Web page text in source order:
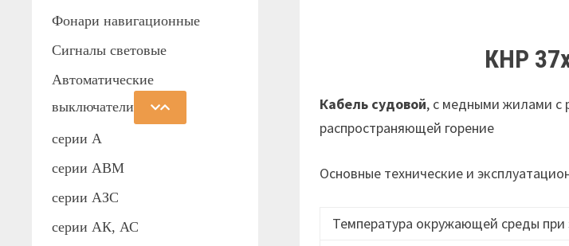
КНР
Кабель судовой, с медными жилами с
распространяющей горение
Основные технические и
Температура окружающей среды при
Фонари навигационные
Сигналы световые
Автоматические
выключатели
серии А
серии АВМ
cерии АЗС
серии АК, АС